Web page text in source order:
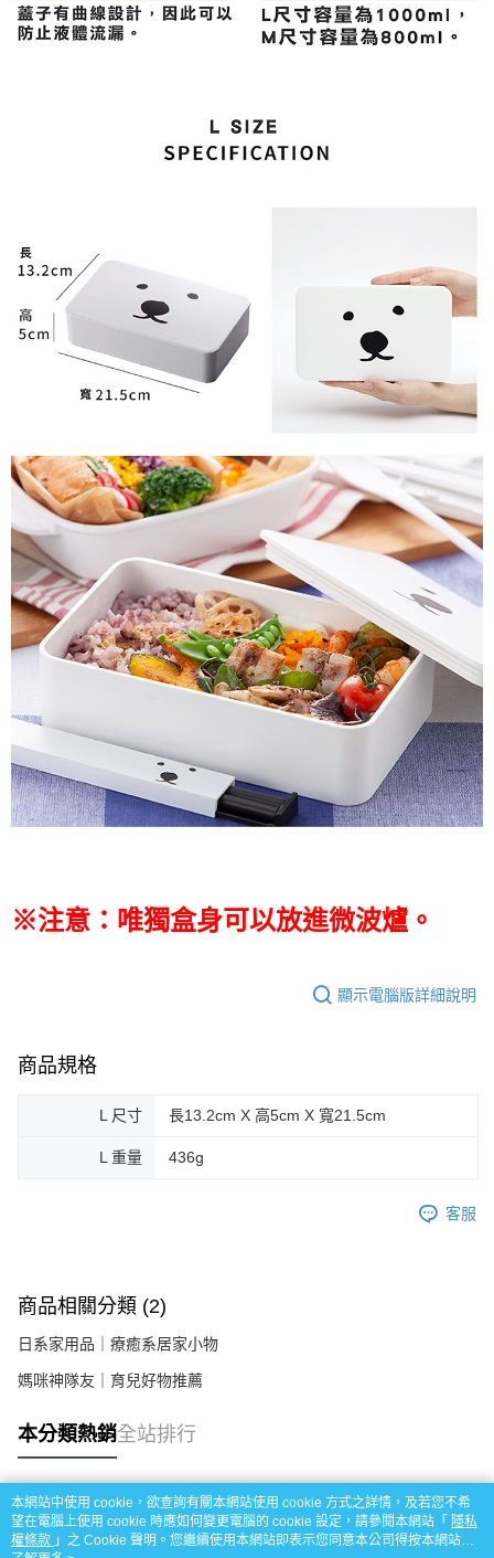
※注意：唯獨盒身可以放進微波爐。
顯示電腦版詳細說明
商品規格
L 尺寸 長13.2cm X 高5cm X 寬21.5cm
L 重量 436g
客服
商品相關分類 (2)
日系家用品｜療癒系居家小物
媽咪神隊友｜育兒好物推薦
本分類熱銷全站排行
熱門標籤
本網站中使用 cookie，欲查詢有關本網站使用 cookie 方式之詳情，及若您不希
望在電腦上使用 cookie 時應如何變更電腦的 cookie 設定，請參閱本網站「 隱私
權條款 」之 Cookie 聲明。您繼續使用本網站即表示您同意本公司得按本網站使